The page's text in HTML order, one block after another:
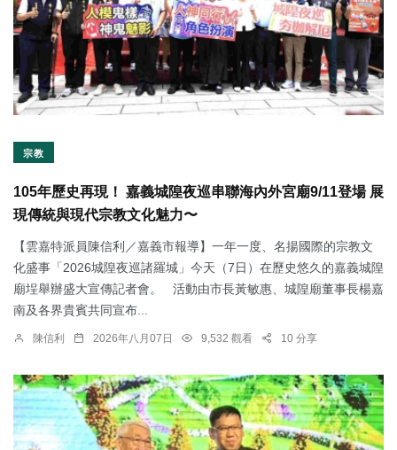
宗教
105年歷史再現！ 嘉義城隍夜巡串聯海內外宮廟9/11登場 展
現傳統與現代宗教文化魅力〜
【雲嘉特派員陳信利／嘉義市報導】一年一度、名揚國際的宗教文
化盛事「2026城隍夜巡諸羅城」今天（7日）在歷史悠久的嘉義城隍
廟埕舉辦盛大宣傳記者會。 活動由市長黃敏惠、城隍廟董事長楊嘉
南及各界貴賓共同宣布...
陳信利 2026年八月07日 9,532 觀看 10 分享